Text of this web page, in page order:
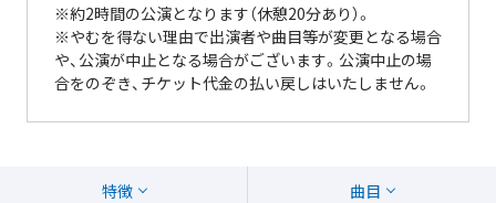
※約2時間の公演となります（休憩20分あり）。
※やむを得ない理由で出演者や曲目等が変更となる場合
や、公演が中止となる場合がございます。公演中止の場
合をのぞき、チケット代金の払い戻しはいたしません。
特徴 曲目